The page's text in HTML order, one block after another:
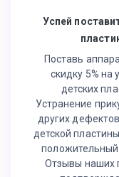
Успей
Поставь
скидку 5% на
детских
Устранение
других
детской
положительный
Отзывы наших